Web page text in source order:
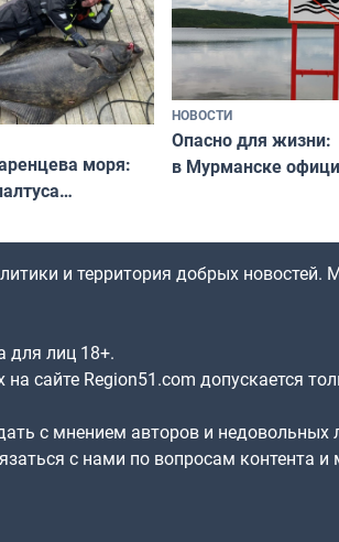
моря:
НОВОСТИ
Опасно для жизни:
в Мурманске
и территория добрых
для лиц 18+.
сайте Region51.com допускается
с мнением авторов и недовольных
с нами по вопросам контента